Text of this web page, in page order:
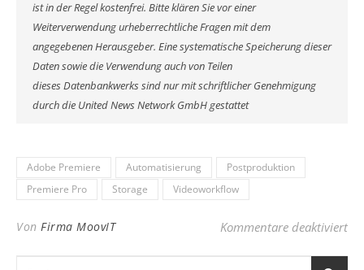
ist in der Regel kostenfrei. Bitte klären Sie vor einer
Weiterverwendung urheberrechtliche Fragen mit dem
angegebenen Herausgeber. Eine systematische Speicherung dieser
Daten sowie die Verwendung auch von Teilen
dieses Datenbankwerks sind nur mit schriftlicher Genehmigung
durch die United News Network GmbH gestattet
Adobe Premiere Automatisierung
Postproduktion
Premiere Pro
Storage Videoworkflow
Von Firma MoovIT Kommentare deaktiviertfür